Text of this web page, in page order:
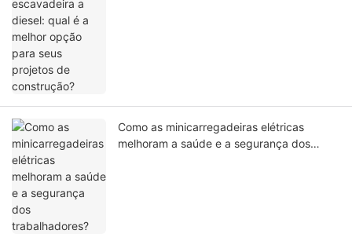
Como as minicarregadeiras elétricas
melhoram a saúde e a segurança dos